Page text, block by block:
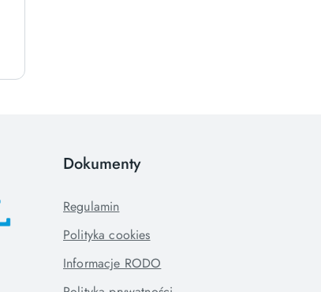
Dokumenty
Regulamin
Polityka cookies
Informacje RODO